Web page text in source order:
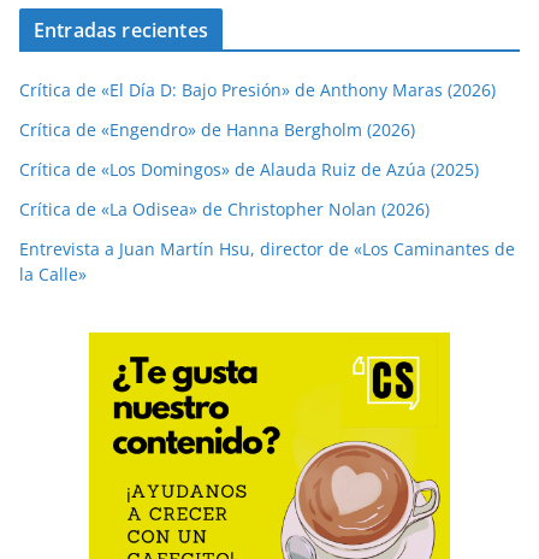
Entradas recientes
Crítica de «El Día D: Bajo Presión» de Anthony Maras (2026)
Crítica de «Engendro» de Hanna Bergholm (2026)
Crítica de «Los Domingos» de Alauda Ruiz de Azúa (2025)
Crítica de «La Odisea» de Christopher Nolan (2026)
Entrevista a Juan Martín Hsu, director de «Los Caminantes de
la Calle»